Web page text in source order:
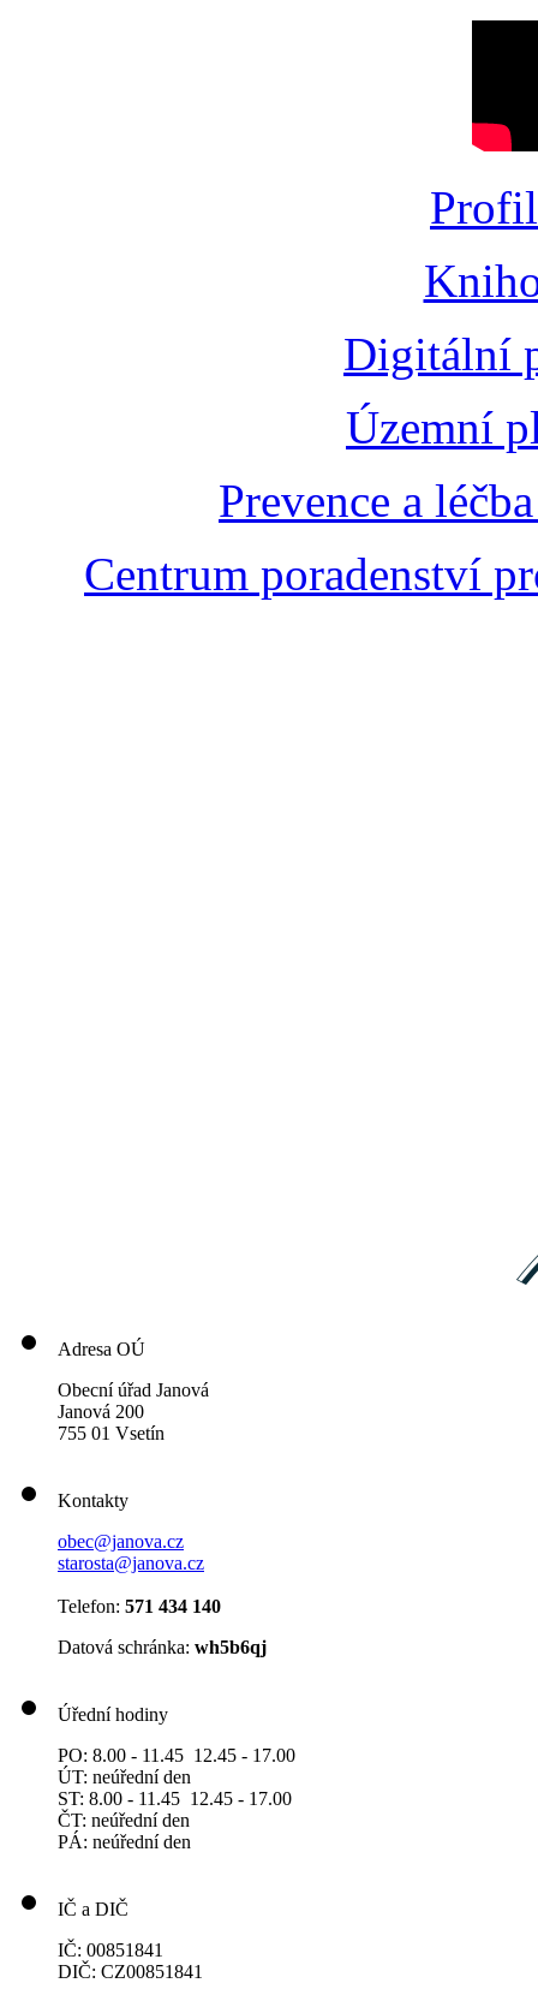
Digitální
Územní
Prevence a
Centrum poradenství
Adresa OÚ
Obecní úřad Janová
Janová 200
755 01 Vsetín
Kontakty
obec@janova.cz
starosta@janova.cz
Telefon: 571 434 140
Datová schránka: wh5b6qj
Úřední hodiny
PO: 8.00 - 11.45 12.45 - 17.00
ÚT: neúřední den
ST: 8.00 - 11.45 12.45 - 17.00
ČT: neúřední den
PÁ: neúřední den
IČ a DIČ
IČ: 00851841
DIČ: CZ00851841